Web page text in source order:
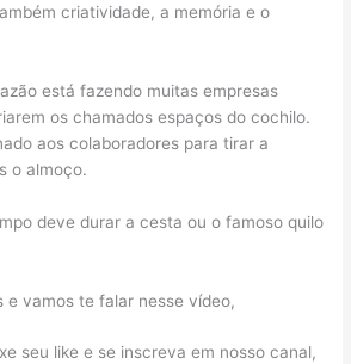
criatividade, a memória e o
está fazendo muitas empresas
os chamados espaços do cochilo.
aos colaboradores para tirar a
o almoço.
deve durar a cesta ou o famoso quilo
e vamos te falar nesse vídeo,
seu like e se inscreva em nosso canal,